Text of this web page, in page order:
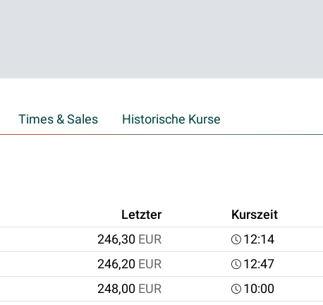
Times & Sales Historische Kurse
Letzter Kurszeit
246,30 EUR 12:14
246,20 EUR 12:47
248,00 EUR 10:00